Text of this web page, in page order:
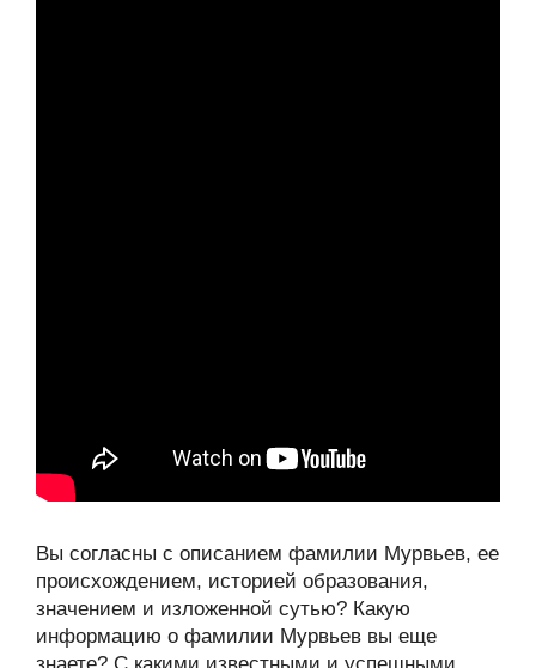
Вы согласны с описанием фамилии Мурвьев, ее
происхождением, историей образования,
значением и изложенной сутью? Какую
информацию о фамилии Мурвьев вы еще
знаете? С какими известными и успешными